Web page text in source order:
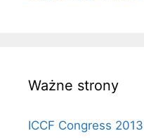
Ważne strony
ICCF Congress